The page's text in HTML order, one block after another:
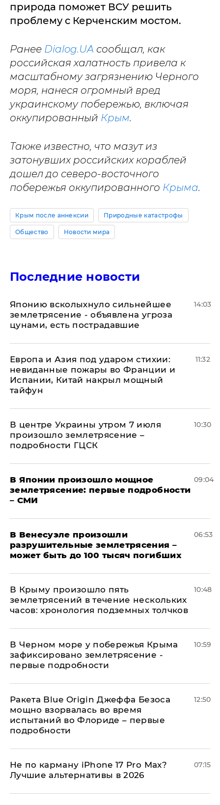
природа поможет ВСУ решить
проблему с Керченским мостом.
Ранее Dialog.UA сообщал, как
российская халатность привела к
масштабному загрязнению Черного
моря, нанеся огромный вред
украинскому побережью, включая
оккупированный Крым.
Также известно, что мазут из
затонувших российских кораблей
дошел до северо-восточного
побережья оккупированного Крыма.
Крым после аннексии Природные катастрофы
Общество Новости мира
Последние новости
Японию всколыхнуло сильнейшее
землетрясение - объявлена угроза
цунами, есть пострадавшие
14:03
Европа и Азия под ударом стихии:
невиданные пожары во Франции и
Испании, Китай накрыл мощный
тайфун
11:32
В центре Украины утром 7 июля
произошло землетрясение –
подробности ГЦСК
10:30
В Японии произошло мощное
землетрясение: первые подробности
– СМИ
09:04
В Венесуэле произошли
разрушительные землетрясения –
может быть до 100 тысяч погибших
06:53
В Крыму произошло пять
землетрясений в течение нескольких
часов: хронология подземных толчков
10:48
В Черном море у побережья Крыма
зафиксировано землетрясение -
первые подробности
10:59
Ракета Blue Origin Джеффа Безоса
мощно взорвалась во время
испытаний во Флориде – первые
подробности
12:50
Не по карману iPhone 17 Pro Max?
Лучшие альтернативы в 2026
07:15